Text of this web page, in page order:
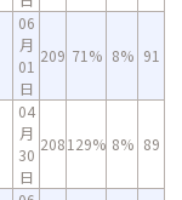
06
月
01
日
209 71% 8% 91
04
月
30
日
208129% 8% 89